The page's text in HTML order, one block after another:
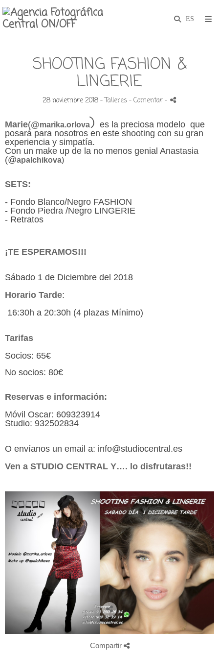
SHOOTING FASHION &
LINGERIE
28 noviembre 2018 -Talleres - Comentar-
Marie(@marika.orlova) es la preciosa modelo que
posará para nosotros en este shooting con su gran
experiencia y simpatía.
Con un make up de la no menos genial Anastasia
(@apalchikova)
SETS:
- Fondo Blanco/Negro FASHION
- Fondo Piedra /Negro LINGERIE
- Retratos
¡TE ESPERAMOS!!!
Sábado 1 de Diciembre del 2018
Horario Tarde:
16:30h a 20:30h (4 plazas Mínimo)
Tarifas
Socios: 65€
No socios: 80€
Reservas e información:
Móvil Oscar: 609323914
Studio: 932502834
O envíanos un email a: info@studiocentral.es
Ven a STUDIO CENTRAL Y…. lo disfrutaras!!
Compartir